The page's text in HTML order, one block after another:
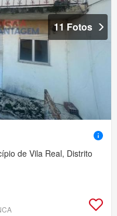
11 Fotos
de Vila Real, Distrito